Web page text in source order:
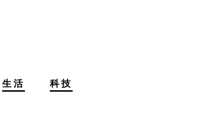
生活 科技